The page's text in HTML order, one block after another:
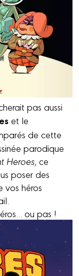
pas aussi
et le
de cette
parodique
Heroes, ce
poser des
vos héros
ou pas !